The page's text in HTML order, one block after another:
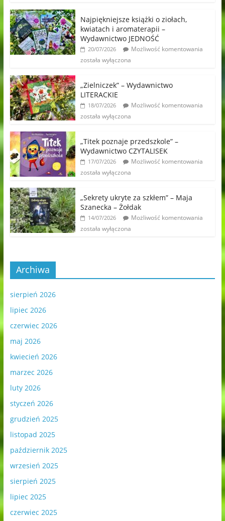
Najpiękniejsze książki o ziołach,
kwiatach i aromaterapii –
Wydawnictwo JEDNOŚĆ
20/07/2026
Możliwość komentowania
została wyłączona
„Zielniczek” – Wydawnictwo
LITERACKIE
18/07/2026
Możliwość komentowania
została wyłączona
„Titek poznaje przedszkole” –
Wydawnictwo CZYTALISEK
17/07/2026
Możliwość komentowania
została wyłączona
„Sekrety ukryte za szkłem” – Maja
Szanecka – Żołdak
14/07/2026
Możliwość komentowania
została wyłączona
Archiwa
sierpień 2026
lipiec 2026
czerwiec 2026
maj 2026
kwiecień 2026
marzec 2026
luty 2026
styczeń 2026
grudzień 2025
listopad 2025
październik 2025
wrzesień 2025
sierpień 2025
lipiec 2025
czerwiec 2025